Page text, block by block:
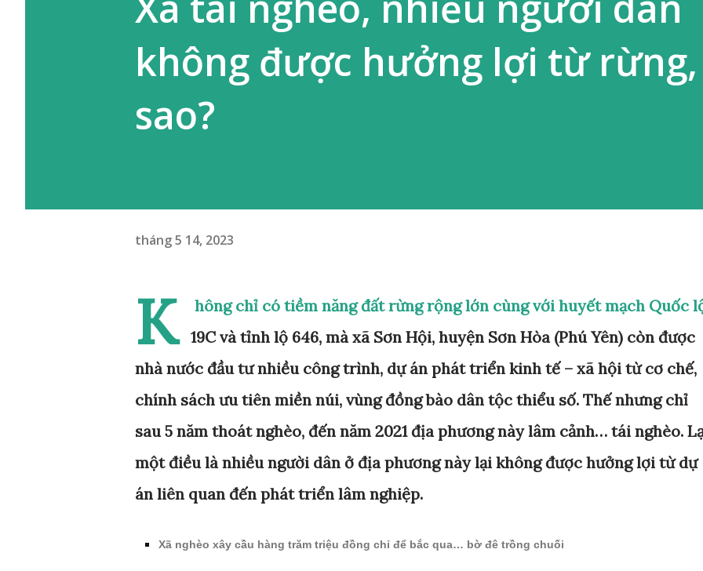
không được hưởng lợi từ
sao?
tháng 5 14, 2023
K
hông chỉ có tiềm năng đất rừng rộng lớn cùng với huyết mạch Quốc
19C và tỉnh lộ 646, mà xã Sơn Hội, huyện Sơn Hòa (Phú Yên) còn được
nhà nước đầu tư nhiều công trình, dự án phát triển kinh tế – xã hội từ cơ chế,
chính sách ưu tiên miền núi, vùng đồng bào dân tộc thiểu số. Thế nhưng chỉ
sau 5 năm thoát nghèo, đến năm 2021 địa phương này lâm cảnh… tái nghèo.
một điều là nhiều người dân ở địa phương này lại không được hưởng lợi từ dự
án liên quan đến phát triển lâm nghiệp.
Xã nghèo xây cầu hàng trăm triệu đồng chỉ để bắc qua… bờ đê trồng chuối